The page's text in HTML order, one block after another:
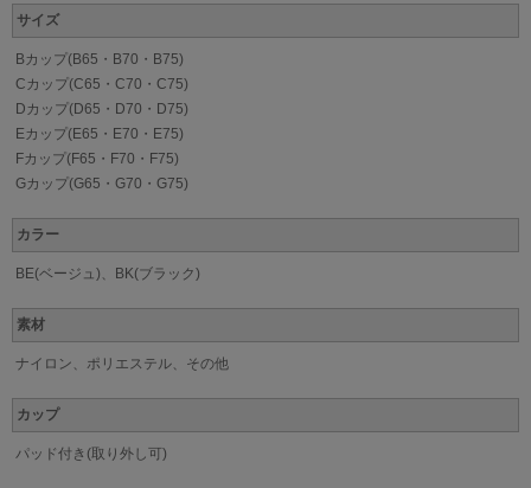
サイズ
Bカップ(B65・B70・B75)
Cカップ(C65・C70・C75)
Dカップ(D65・D70・D75)
Eカップ(E65・E70・E75)
Fカップ(F65・F70・F75)
Gカップ(G65・G70・G75)
カラー
BE(ベージュ)、BK(ブラック)
素材
ナイロン、ポリエステル、その他
カップ
パッド付き(取り外し可)